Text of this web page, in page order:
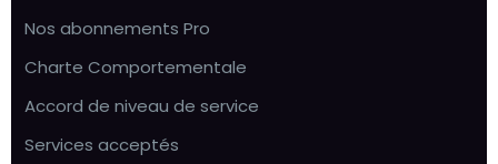
Nos abonnements Pro
Charte Comportementale
Accord de niveau de service
Services acceptés